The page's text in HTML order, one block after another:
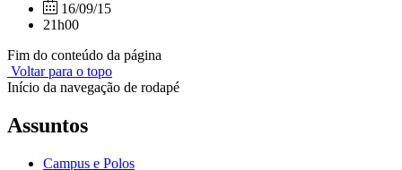
16/09/15
21h00
Fim do conteúdo da página
Voltar para o topo
Início da navegação de rodapé
Assuntos
Campus e Polos